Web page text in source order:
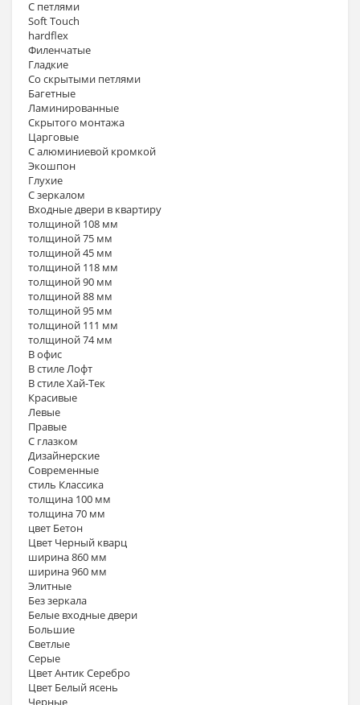
С петлями
Soft Touch
hardflex
Филенчатые
Гладкие
Со скрытыми петлями
Багетные
Ламинированные
Скрытого монтажа
Царговые
С алюминиевой кромкой
Экошпон
Глухие
С зеркалом
Входные двери в квартиру
толщиной 108 мм
толщиной 75 мм
толщиной 45 мм
толщиной 118 мм
толщиной 90 мм
толщиной 88 мм
толщиной 95 мм
толщиной 111 мм
толщиной 74 мм
В офис
В стиле Лофт
В стиле Хай-Тек
Красивые
Левые
Правые
С глазком
Дизайнерские
Современные
стиль Классика
толщина 100 мм
толщина 70 мм
цвет Бетон
Цвет Черный кварц
ширина 860 мм
ширина 960 мм
Элитные
Без зеркала
Белые входные двери
Большие
Светлые
Серые
Цвет Антик Серебро
Цвет Белый ясень
Черные